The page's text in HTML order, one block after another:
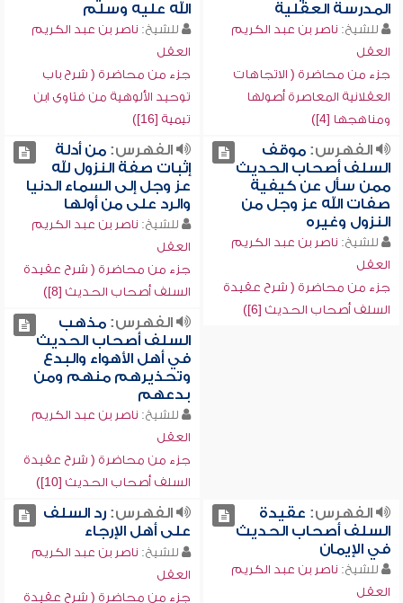
المدرسة العقلية
للشيخ: ناصر بن عبد الكريم
العقل
جزء من محاضرة ( الاتجاهات
العقلانية المعاصرة أصولها
ومناهجها [4])
الله عليه وسلم
للشيخ: ناصر بن عبد الكريم
العقل
جزء من محاضرة ( شرح باب
توحيد الألوهية من فتاوى ابن
تيمية [16])
الفهرس:موقف
السلف أصحاب الحديث
ممن سأل عن كيفية
صفات الله عز وجل من
النزول وغيره
للشيخ: ناصر بن عبد الكريم
العقل
جزء من محاضرة ( شرح عقيدة
السلف أصحاب الحديث [6])
الفهرس:من أدلة
إثبات صفة النزول لله
عز وجل إلى السماء الدنيا
والرد على من أولها
للشيخ: ناصر بن عبد الكريم
العقل
جزء من محاضرة ( شرح عقيدة
السلف أصحاب الحديث [8])
الفهرس:مذهب
السلف أصحاب الحديث
في أهل الأهواء والبدع
وتحذيرهم منهم ومن
بدعهم
للشيخ: ناصر بن عبد الكريم
العقل
جزء من محاضرة ( شرح عقيدة
السلف أصحاب الحديث [10])
الفهرس: عقيدة
السلف أصحاب الحديث
في الإيمان
للشيخ: ناصر بن عبد الكريم
العقل
الفهرس:رد السلف
على أهل الإرجاء
للشيخ: ناصر بن عبد الكريم
العقل
جزء من محاضرة ( شرح عقيدة